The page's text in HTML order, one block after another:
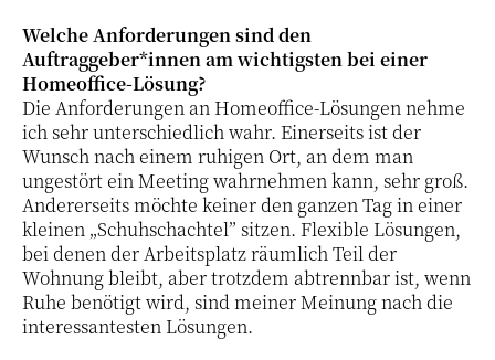
Welche Anforderungen sind den
Auftraggeber*innen am wichtigsten bei einer
Homeoffice-Lösung?
Die Anforderungen an Homeoffice-Lösungen nehme
ich sehr unterschiedlich wahr. Einerseits ist der
Wunsch nach einem ruhigen Ort, an dem man
ungestört ein Meeting wahrnehmen kann, sehr groß.
Andererseits möchte keiner den ganzen Tag in einer
kleinen „Schuhschachtel” sitzen. Flexible Lösungen,
bei denen der Arbeitsplatz räumlich Teil der
Wohnung bleibt, aber trotzdem abtrennbar ist, wenn
Ruhe benötigt wird, sind meiner Meinung nach die
interessantesten Lösungen.